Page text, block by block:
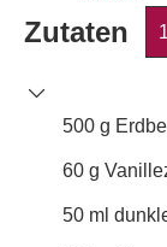
Zutaten
500 g
60 g
50 ml